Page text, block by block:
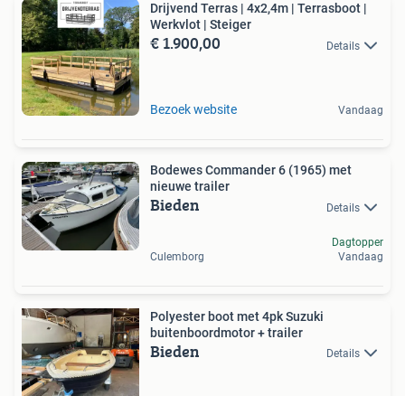
Drijvend Terras | 4x2,4m | Terrasboot |
Werkvlot | Steiger
€ 1.900,00 Details
Bezoek website Vandaag
Bodewes Commander 6 (1965) met
nieuwe trailer
Bieden Details
Culemborg
Dagtopper
Vandaag
Polyester boot met 4pk Suzuki
buitenboordmotor + trailer
Bieden Details